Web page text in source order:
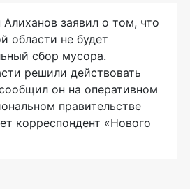
Алиханов заявил о том, что
области не будет
сбор мусора.
решили действовать
он на оперативном
правительстве
корреспондент «Нового